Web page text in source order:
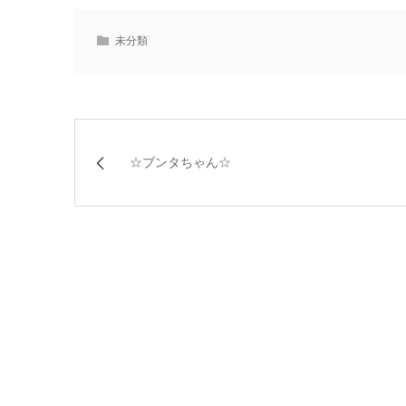
未分類
☆ブンタちゃん☆